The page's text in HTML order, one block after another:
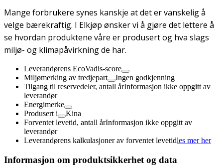
Mange forbrukere synes kanskje at det er vanskelig å
velge bærekraftig. I Elkjøp ønsker vi å gjøre det lettere å
se hvordan produktene våre er produsert og hva slags
miljø- og klimapåvirkning de har.
Leverandørens EcoVadis-score
Miljømerking av tredjepart
Ingen godkjenning
Tilgang til reservedeler, antall årInformasjon ikke oppgitt av
leverandør
Energimerke
Produsert i
Kina
Forventet levetid, antall årInformasjon ikke oppgitt av
leverandør
Leverandørens kalkulasjoner av forventet levetidles mer her
Informasjon om produktsikkerhet og data